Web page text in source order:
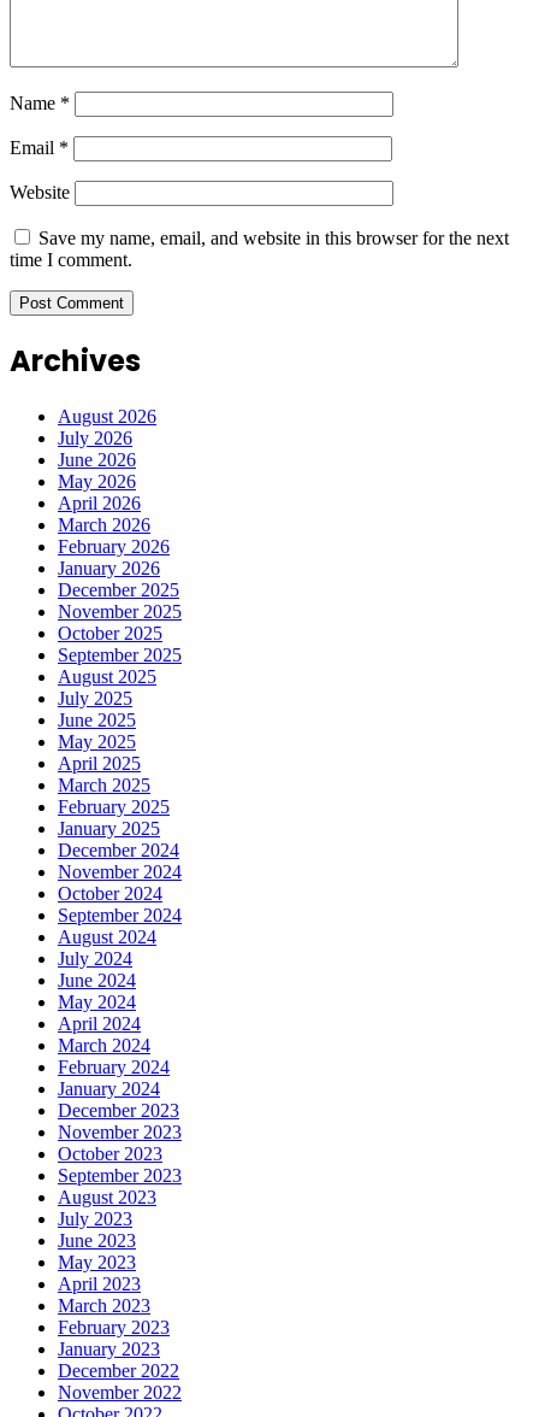
Name *
Email *
Website
Save my name, email, and website in this browser for the next
time I comment.
Archives
August 2026
July 2026
June 2026
May 2026
April 2026
March 2026
February 2026
January 2026
December 2025
November 2025
October 2025
September 2025
August 2025
July 2025
June 2025
May 2025
April 2025
March 2025
February 2025
January 2025
December 2024
November 2024
October 2024
September 2024
August 2024
July 2024
June 2024
May 2024
April 2024
March 2024
February 2024
January 2024
December 2023
November 2023
October 2023
September 2023
August 2023
July 2023
June 2023
May 2023
April 2023
March 2023
February 2023
January 2023
December 2022
November 2022